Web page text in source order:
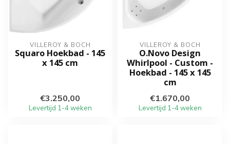
VILLEROY & BOCH
Squaro Hoekbad - 145
x 145 cm
€3.250,00
Levertijd 1-4 weken
VILLEROY & BOCH
O.Novo Design
Whirlpool - Custom -
Hoekbad - 145 x 145
cm
€1.670,00
Levertijd 1-4 weken